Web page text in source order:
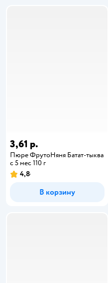
3,61 р.
Пюре ФрутоНяня Батат-тыква
с 5 мес 110 г
4,8
В корзину